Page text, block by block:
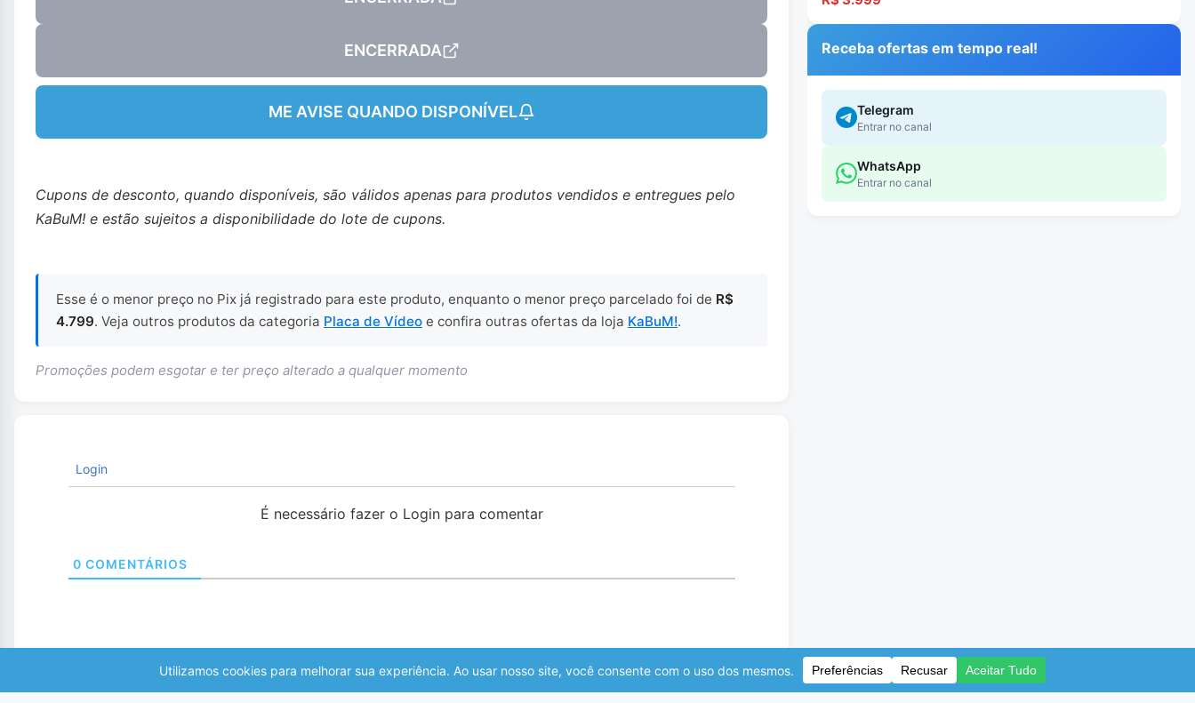
ENCERRADA
ME AVISE QUANDO DISPONÍVEL
Cupons de desconto, quando disponíveis, são válidos apenas para produtos vendidos e entregues pelo
KaBuM! e estão sujeitos a disponibilidade do lote de cupons.
Esse é o menor preço no Pix já registrado para este produto, enquanto o menor preço parcelado foi de R$
4.799. Veja outros produtos da categoria Placa de Vídeo e confira outras ofertas da loja KaBuM!.
Promoções podem esgotar e ter preço alterado a qualquer momento
Login
É necessário fazer o Login para comentar
0 COMENTÁRIOS
Receba ofertas em tempo real!
Telegram
Entrar no canal
WhatsApp
Entrar no canal